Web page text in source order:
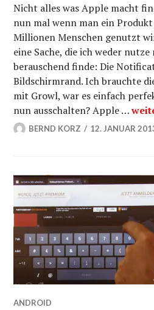
Nicht alles was Apple macht
nun mal wenn man ein
Millionen Menschen genutzt
eine Sache, die ich weder
berauschend finde: Die
Bildschirmrand. Ich brauchte
mit Growl, war es einfach
nun ausschalten? Apple …
BERND KORZ 12. JANUAR
ANDROID